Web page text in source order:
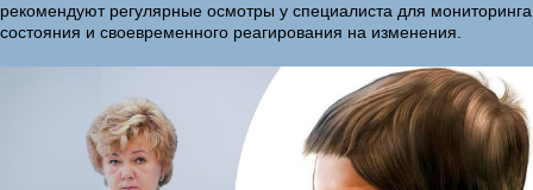
рекомендуют регулярные осмотры у специалиста для мониторинга
состояния и своевременного реагирования на изменения.